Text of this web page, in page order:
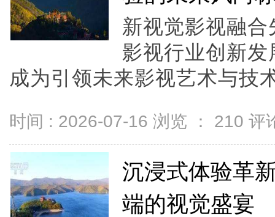
新视觉影视融
影视行业创新
成为引领未来影视艺术与技
时间 : 2026-07-16 浏览 ： 210 评
沉浸式体验革
端的视觉盛宴